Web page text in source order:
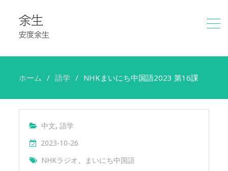
余生
安度余生
ホーム 語学 NHKまいにち中国語2023 第16課
中文,語学
2023-10-26
NHKラジオ、 まいにち中国語